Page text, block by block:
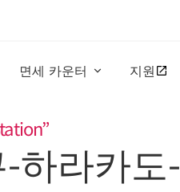
면세 카운터 지원
하라카도-